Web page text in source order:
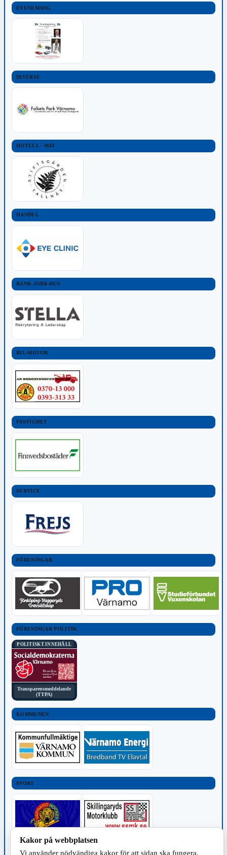
EVENEMANG
DIVERSE
HOTELL - MAT
HANDEL
BANK-JOBB-HUS
BIL-MOTOR
FASTIGHET
SERVICE
FÖRENINGAR
FÖRENINGAR POLITIK
POLITISKT INNEHÅLL
Transparensmeddelande
(TTPA)
KOMMUNEN
SPORT
TILLVERKNING
Kakor på webbplatsen
Vi använder nödvändiga kakor för att sidan ska fungera.